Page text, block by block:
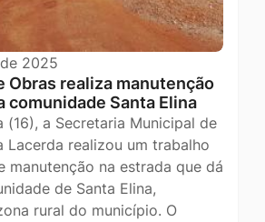
2025
Obras realiza manutenção
comunidade Santa Elina
(16), a Secretaria Municipal de
Lacerda realizou um trabalho
manutenção na estrada que dá
de Santa Elina,
rural do município. O